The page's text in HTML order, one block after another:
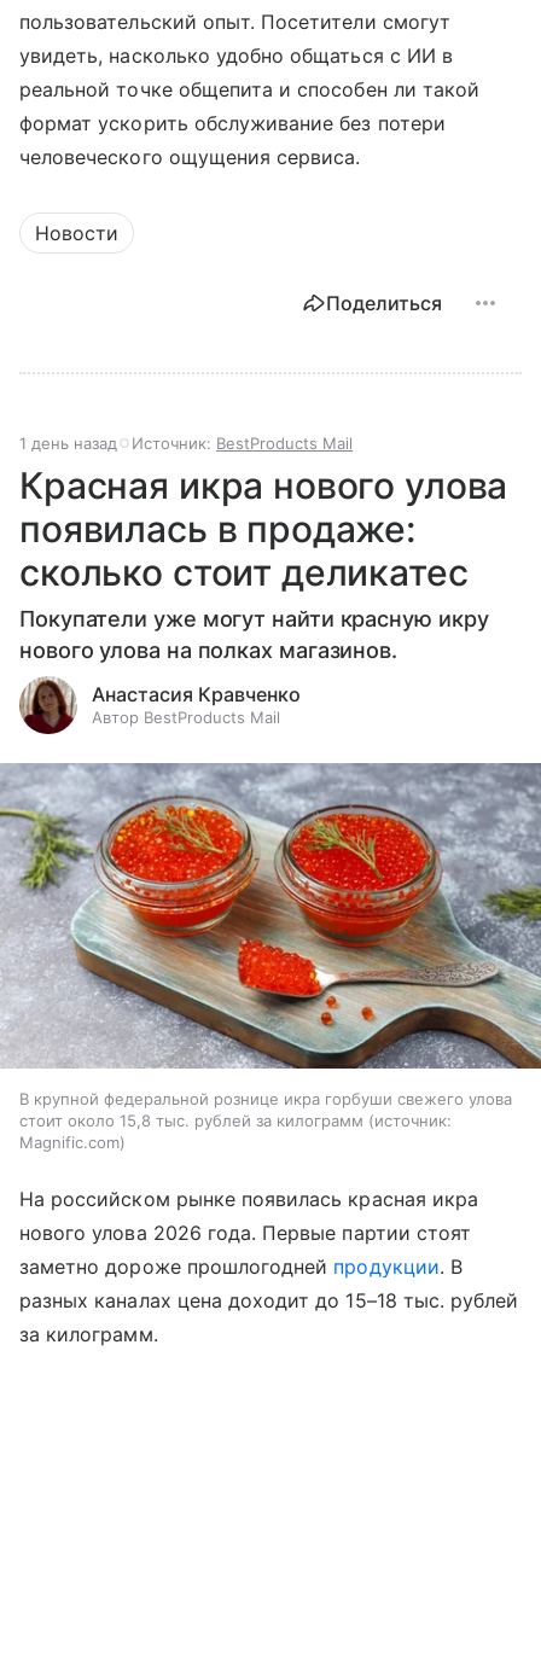
пользовательский опыт. Посетители смогут
увидеть, насколько удобно общаться с ИИ в
реальной точке общепита и способен ли такой
формат ускорить обслуживание без потери
человеческого ощущения сервиса.
Новости
Поделиться
1 день назад Источник: BestProducts Mail
Красная икра нового улова
появилась в продаже:
сколько стоит деликатес
Покупатели уже могут найти красную икру
нового улова на полках магазинов.
Анастасия Кравченко
Автор BestProducts Mail
В крупной федеральной рознице икра горбуши свежего улова
стоит около 15,8 тыс. рублей за килограмм
источник:
Magnific.com
На российском рынке появилась красная икра
нового улова 2026 года. Первые партии стоят
заметно дороже прошлогодней продукции. В
разных каналах цена доходит до 15–18 тыс. рублей
за килограмм.